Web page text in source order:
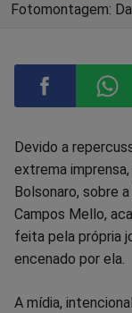
Fotomontagem:
Compartilhar
no
Facebook
no
Devido a
extrema
Bolsonaro, sobre
Campos Mello,
feita pela própria
encenado por ela.
A mídia,